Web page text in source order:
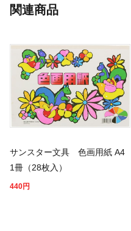
関連商品
サンスター文具 色画用紙 A4
1冊（28枚入）
440円